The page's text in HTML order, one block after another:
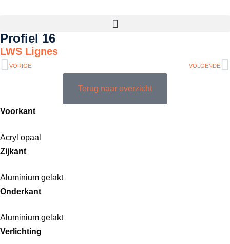
Profiel 16
LWS Lignes
VORIGE VOLGENDE
Terug naar overzicht
Voorkant
Acryl opaal
Zijkant
Aluminium gelakt
Onderkant
Aluminium gelakt
Verlichting